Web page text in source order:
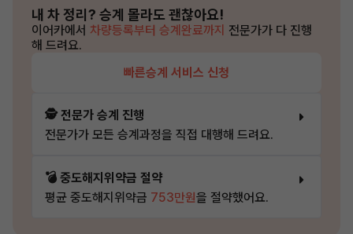
내 차 정리? 승계 몰라도 괜찮아요!
이어카에서 차량등록부터 승계완료까지 전문가가 다 진행
해 드려요.
빠른승계 서비스 신청
🕵️ 전문가 승계 진행
전문가가 모든 승계과정을 직접 대행해 드려요.
💣 중도해지위약금 절약
평균 중도해지위약금 753만원을 절약했어요.